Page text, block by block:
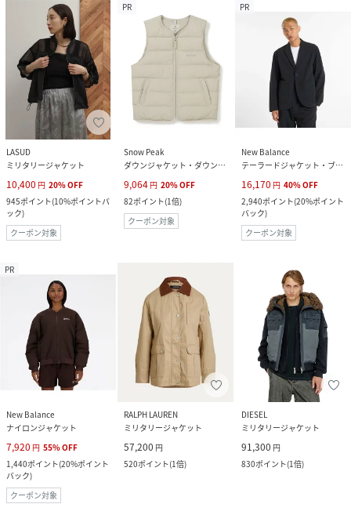
LASUD
ミリタリージャケット
10,400 円 20%OFF
945ポイント(10%ポイントバ
ック)
クーポン対象
PR
Snow Peak
ダウンジャケット・ダウンベスト
9,064 円 20%OFF
82ポイント(1倍)
クーポン対象
PR
New Balance
テーラードジャケット・ブレザー
16,170 円 40%OFF
2,940ポイント(20%ポイント
バック)
クーポン対象
PR
New Balance
ナイロンジャケット
7,920 円 55%OFF
1,440ポイント(20%ポイント
バック)
クーポン対象
RALPH LAUREN
ミリタリージャケット
57,200 円
520ポイント(1倍)
DIESEL
ミリタリージャケット
91,300 円
830ポイント(1倍)